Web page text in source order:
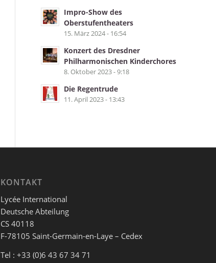
Impro-Show des
Oberstufentheaters
15. März 2024 - 16:54
Konzert des Dresdner
Philharmonischen Kinderchores
8. Oktober 2023 - 9:18
Die Regentrude
11. April 2023 - 13:43
KONTAKT
Lycée International
Deutsche Abteilung
CS 40118
F-78105 Saint-Germain-en-Laye – Cedex
Tel : +33 (0)6 43 67 34 71